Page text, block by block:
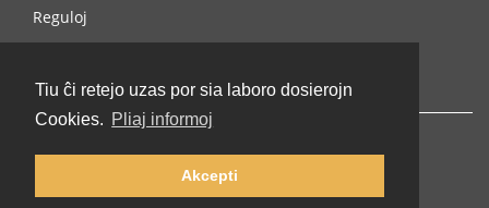
Tiu ĉi retejo uzas por sia laboro dosierojn
Cookies. Pliaj informoj
Akcepti
Reguloj
© 2002-2026 lernu.net |Impressum